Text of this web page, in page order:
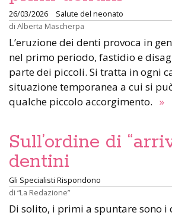
26/03/2026
Salute del neonato
di Alberta Mascherpa
L’eruzione dei denti provoca in
nel primo periodo, fastidio e
parte dei piccoli. Si tratta in ogni
situazione temporanea a cui si
qualche piccolo accorgimento. »
Sull’ordine di
dentini
Gli Specialisti Rispondono
di “La Redazione”
Di solito, i primi a spuntare sono i